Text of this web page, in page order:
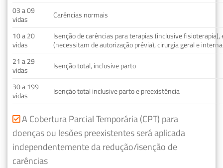
03 a 09
vidas
Carências normais
10 a 20
vidas
Isenção de carências para terapias (inclusive fisioterapia),
(necessitam de autorização prévia), cirurgia geral e
21 a 29
vidas
Isenção total, inclusive parto
30 a 199
vidas
Isenção total inclusive parto e preexistência
A Cobertura Parcial Temporária (CPT) para
doenças ou lesões preexistentes será aplicada
independentemente da redução/isenção de
carências